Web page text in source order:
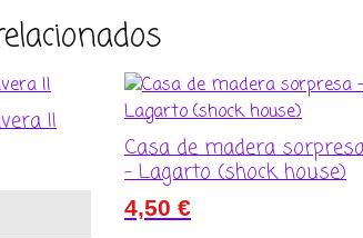
II
Casa de madera
– Lagarto (shock house)
4,50 €